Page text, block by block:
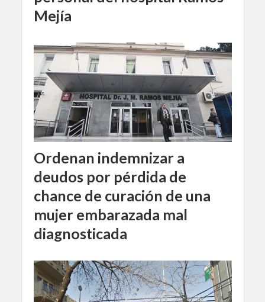
Mejía
Ordenan indemnizar a
deudos por pérdida de
chance de curación de una
mujer embarazada mal
diagnosticada